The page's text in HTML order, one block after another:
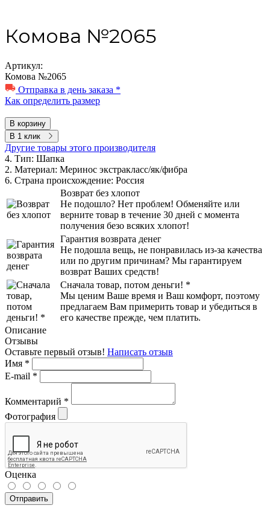
Комова №2065
Артикул:
Комова №2065
Отправка в день заказа *
Как определить размер
В корзину
В 1 клик
Другие товары этого производителя
4. Тип: Шапка
2. Материал: Меринос экстракласс/як/фибра
6. Страна происхождение: Россия
Возврат без хлопот
Не подошло? Нет проблем! Обменяйте или
верните товар в течение 30 дней с момента
получения безо всяких хлопот!
Гарантия возврата денег
Не подошла вещь, не понравилась из-за качества
или по другим причинам? Мы гарантируем
возврат Ваших средств!
Сначала товар, потом деньги! *
Мы ценим Ваше время и Ваш комфорт, поэтому
предлагаем Вам примерить товар и убедиться в
его качестве прежде, чем платить.
Описание
Отзывы
Оставьте первый отзыв! Написать отзыв
Имя *
E-mail *
Комментарий *
Фотография
Оценка
Отправить